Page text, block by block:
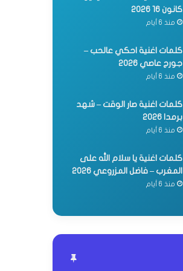
كانون 16 2026
منذ 6 أيام
كلمات اغنية احكي عالحب –
جورج عاصي 2026
منذ 6 أيام
كلمات اغنية صار الوقت – شهد
برمدا 2026
منذ 6 أيام
كلمات اغنية يا سلام الله على
المغرب – فاضل المزروعي 2026
منذ 6 أيام